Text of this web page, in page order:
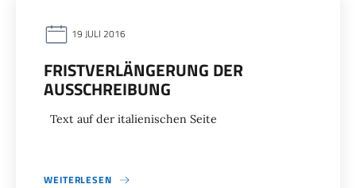
19 JULI 2016
FRISTVERLÄNGERUNG DER
AUSSCHREIBUNG
Text auf der italienischen Seite
WEITERLESEN